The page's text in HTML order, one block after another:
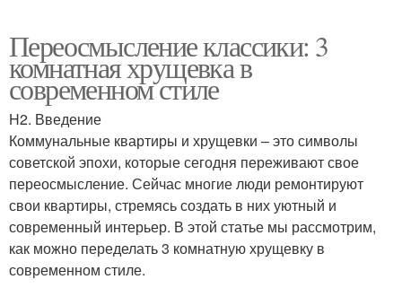
Переосмысление классики: 3
комнатная хрущевка в
современном стиле
H2. Введение
Коммунальные квартиры и хрущевки – это символы
советской эпохи, которые сегодня переживают свое
переосмысление. Сейчас многие люди ремонтируют
свои квартиры, стремясь создать в них уютный и
современный интерьер. В этой статье мы рассмотрим,
как можно переделать 3 комнатную хрущевку в
современном стиле.